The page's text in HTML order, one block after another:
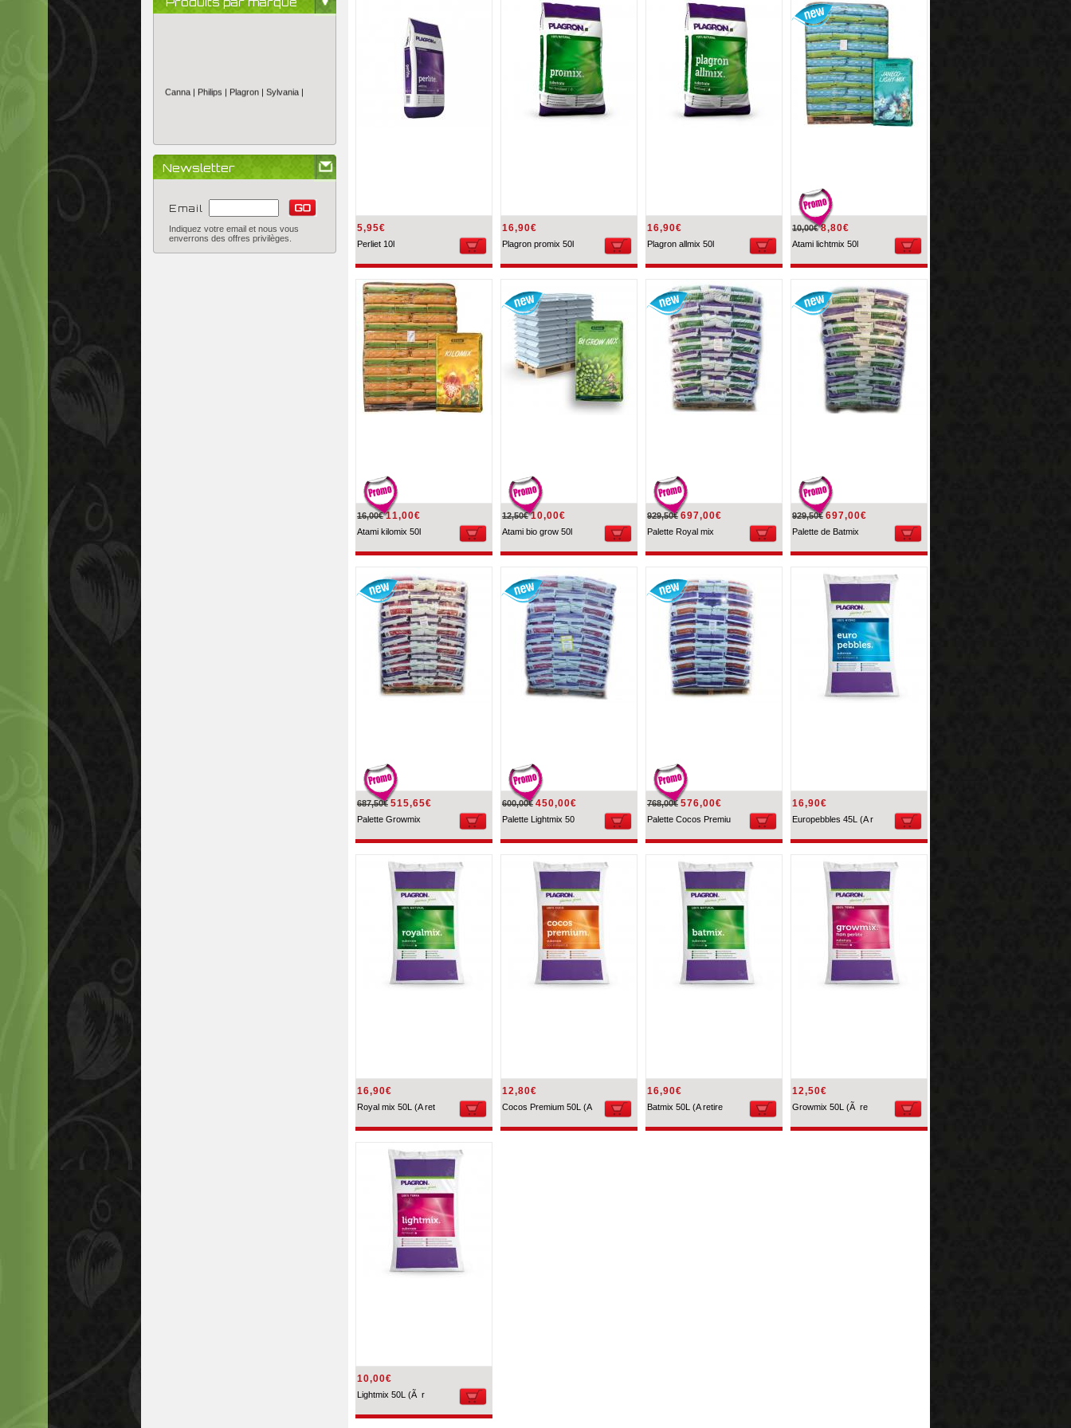
Newsletter
Email
Indiquez votre email et nous vous
enverrons des offres privilèges.
5,95€
Perliet 10l
16,90€
Plagron promix 50l
16,90€
Plagron allmix 50l
10,00€ 8,80€
Atami lichtmix 50l
16,00€ 11,00€
Atami kilomix 50l
12,50€ 10,00€
Atami bio grow 50l
929,50€ 697,00€
Palette Royal mix
929,50€ 697,00€
Palette de Batmix
687,50€ 515,65€
Palette Growmix
600,00€ 450,00€
Palette Lightmix 50
768,00€ 576,00€
Palette Cocos Premiu
16,90€
Europebbles 45L (A r
16,90€
Royal mix 50L (A ret
12,80€
Cocos Premium 50L (A
16,90€
Batmix 50L (A retire
12,50€
Growmix 50L (Ã re
10,00€
Lightmix 50L (Ã r